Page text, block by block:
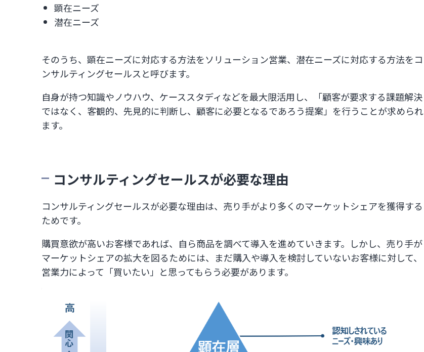
顕在ニーズ
潜在ニーズ
そのうち、顕在ニーズに対応する方法をソリューション営業、潜在ニーズに対応する方法をコ
ンサルティングセールスと呼びます。
自身が持つ知識やノウハウ、ケーススタディなどを最大限活用し、「顧客が要求する課題解決
ではなく、客観的、先見的に判断し、顧客に必要となるであろう提案」を行うことが求められ
ます。
コンサルティングセールスが必要な理由
コンサルティングセールスが必要な理由は、売り手がより多くのマーケットシェアを獲得する
ためです。
購買意欲が高いお客様であれば、自ら商品を調べて導入を進めていきます。しかし、売り手が
マーケットシェアの拡大を図るためには、まだ購入や導入を検討していないお客様に対して、
営業力によって「買いたい」と思ってもらう必要があります。